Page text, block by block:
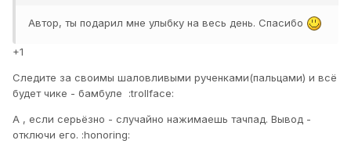
Автор, ты подарил мне улыбку на весь день. Спасибо
+1
Следите за своимы шаловливыми рученками(пальцами) и всё
будет чике - бамбуле :trollface:
А , если серьёзно - случайно нажимаешь тачпад. Вывод -
отключи его. :honoring: